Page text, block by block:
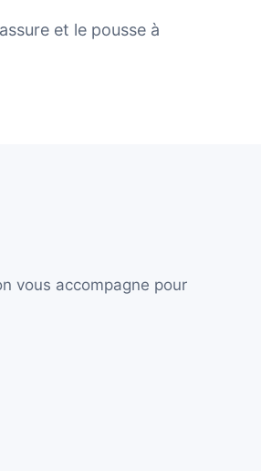
et le pousse à
vous accompagne pour